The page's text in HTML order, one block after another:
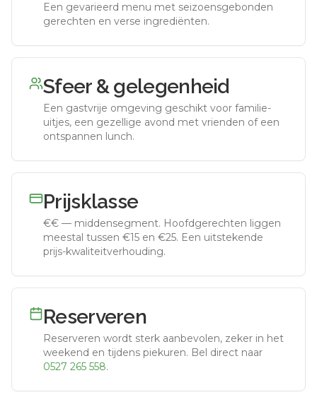
Een gevarieerd menu met seizoensgebonden
gerechten en verse ingrediënten.
Sfeer & gelegenheid
Een gastvrije omgeving geschikt voor familie-
uitjes, een gezellige avond met vrienden of een
ontspannen lunch.
Prijsklasse
€€ — middensegment. Hoofdgerechten liggen
meestal tussen €15 en €25. Een uitstekende
prijs-kwaliteitverhouding.
Reserveren
Reserveren wordt sterk aanbevolen, zeker in het
weekend en tijdens piekuren. Bel direct naar
0527 265 558.